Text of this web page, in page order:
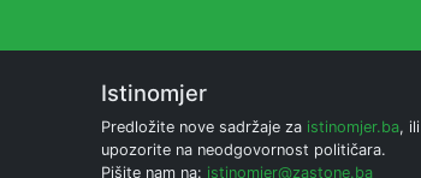
Istinomjer
Predložite nove sadržaje za istinomjer.ba, ili
upozorite na neodgovornost političara.
Pišite nam na: istinomjer@zastone.ba